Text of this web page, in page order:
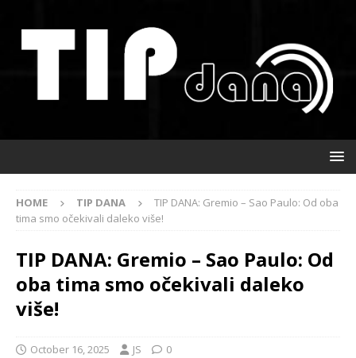
HOME TIP DANA
TIP DANA: Gremio – Sao Paulo: Od oba
tima smo očekivali daleko više!
TIP DANA: Gremio – Sao Paulo: Od
oba tima smo očekivali daleko
više!
October 16, 2025 JS 0